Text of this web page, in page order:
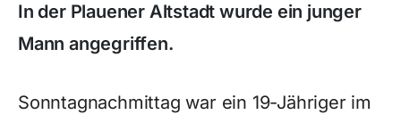
In der Plauener Altstadt wurde ein junger
Mann angegriffen.
Sonntagnachmittag war ein 19-Jähriger im